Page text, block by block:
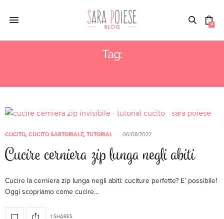
0
Tag:
CUCITO, CUCITO SARTORIALE, TUTORIAL 06/08/2022
Cucire cerniera zip lunga negli abiti
Cucire la cerniera zip lunga negli abiti: cuciture perfette? E’ possibile!
Oggi scopriamo come cucire…
1 SHARES